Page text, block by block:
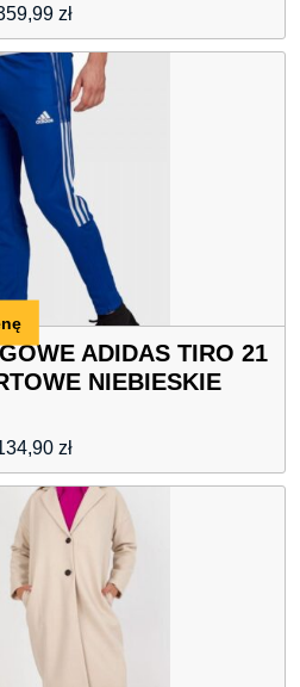
zł
ADIDAS TIRO 21
NIEBIESKIE
zł